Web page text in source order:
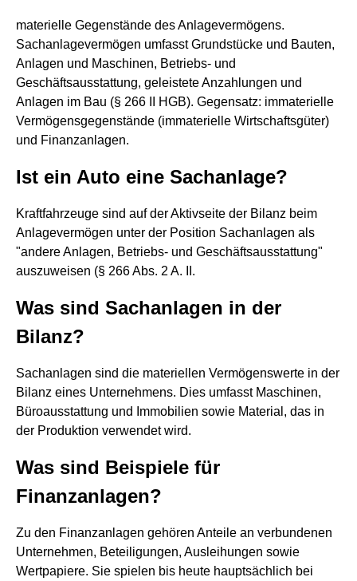
materielle Gegenstände des Anlagevermögens.
Sachanlagevermögen umfasst Grundstücke und Bauten,
Anlagen und Maschinen, Betriebs- und
Geschäftsausstattung, geleistete Anzahlungen und
Anlagen im Bau (§ 266 II HGB). Gegensatz: immaterielle
Vermögensgegenstände (immaterielle Wirtschaftsgüter)
und Finanzanlagen.
Ist ein Auto eine Sachanlage?
Kraftfahrzeuge sind auf der Aktivseite der Bilanz beim
Anlagevermögen unter der Position Sachanlagen als
"andere Anlagen, Betriebs- und Geschäftsausstattung"
auszuweisen (§ 266 Abs. 2 A. II.
Was sind Sachanlagen in der
Bilanz?
Sachanlagen sind die materiellen Vermögenswerte in der
Bilanz eines Unternehmens. Dies umfasst Maschinen,
Büroausstattung und Immobilien sowie Material, das in
der Produktion verwendet wird.
Was sind Beispiele für
Finanzanlagen?
Zu den Finanzanlagen gehören Anteile an verbundenen
Unternehmen, Beteiligungen, Ausleihungen sowie
Wertpapiere. Sie spielen bis heute hauptsächlich bei